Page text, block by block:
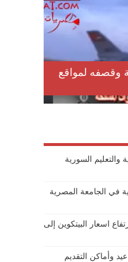
وقصفه لمواقع
والتعليم السورية
في الجامعة المصرية
اسعار البيتكوين إلى
القدرات 2023 مواعيد وأماكن التقديم